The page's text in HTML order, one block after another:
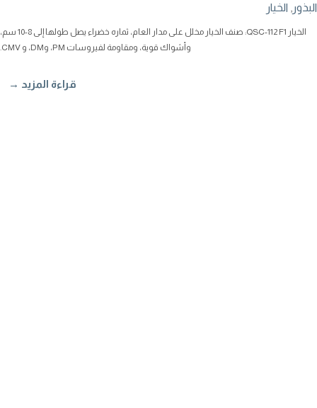
البذور الخيار
الخيار QSC-112 F1: صنف الخيار مخلل على مدار العام، ثماره خضراء يصل طولها إلى 8-10 سم،
وأشواك قوية، ومقاومة لفيروسات PM، وDM، و CMV.
قراءة المزيد →